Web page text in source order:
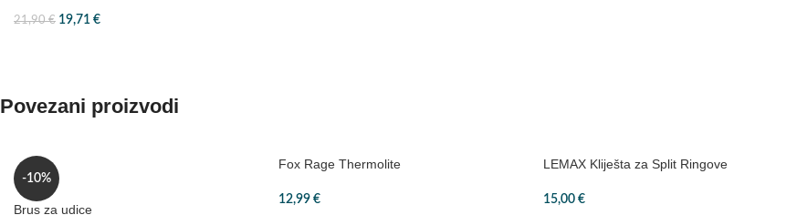
21,90€ 19,71 €
Povezani proizvodi
-10%
Brus za udice
Fox Rage Thermolite
12,99 €
LEMAX Kliješta za Split Ringove
15,00 €